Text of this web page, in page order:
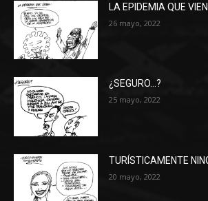
LA EPIDEMIA QUE
26 mayo, 2022
¿SEGURO…?
25 mayo, 2022
TURÍSTICAMENTE
20 mayo, 2022